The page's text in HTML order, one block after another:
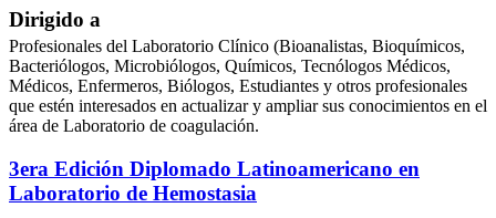
Dirigido a
Profesionales del Laboratorio Clínico (Bioanalistas, Bioquímicos,
Bacteriólogos, Microbiólogos, Químicos, Tecnólogos Médicos,
Médicos, Enfermeros, Biólogos, Estudiantes y otros profesionales
que estén interesados en actualizar y ampliar sus conocimientos en el
área de Laboratorio de coagulación.
3era Edición Diplomado Latinoamericano en
Laboratorio de Hemostasia